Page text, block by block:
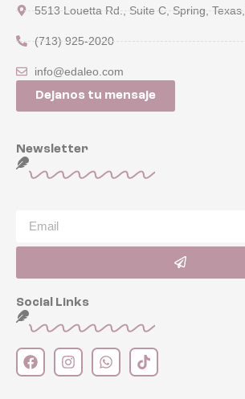
5513 Louetta Rd., Suite C, Spring,
(713) 925-2020
info@edaleo.com
Dejanos tu mensaje
Newsletter
Social Links